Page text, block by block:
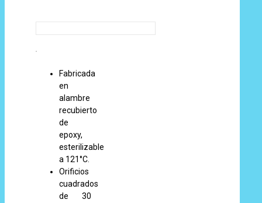
Fabricada
en
alambre
recubierto
de
epoxy,
esterilizable
a 121°C.
Orificios
cuadrados
de 30